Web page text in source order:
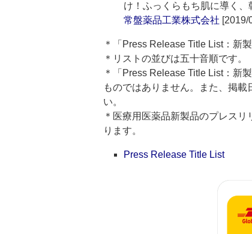
け！ふっくらもち肌に導く
常盤薬品工業株式会社 [2019/
＊「Press Release Title List：新
＊リストの並びは五十音順です。
＊「Press Release Title List：新
ものではありません。また、掲
い。
＊医療用医薬品新製品のプレス
ります。
Press Release Title List